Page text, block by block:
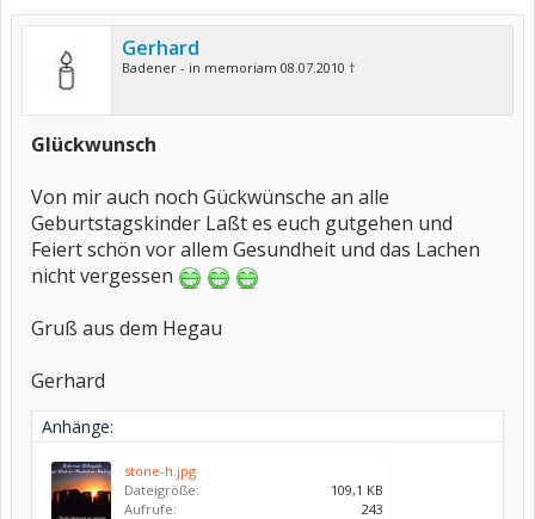
Gerhard
Badener - in memoriam 08.07.2010 †
Glückwunsch
Von mir auch noch Gückwünsche an alle
Geburtstagskinder Laßt es euch gutgehen und
Feiert schön vor allem Gesundheit und das Lachen
nicht vergessen
Gruß aus dem Hegau
Gerhard
Anhänge:
stone-h.jpg
Dateigröße:
109,1 KB
Aufrufe:
243